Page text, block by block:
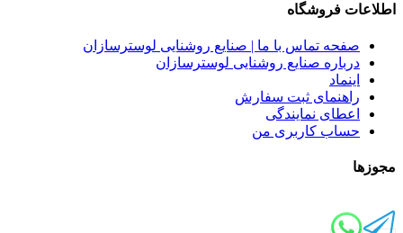
اطلاعات فروشگاه
صفحه تماس با ما | صنایع روشنایی لوسترسازان
درباره صنایع روشنایی لوسترسازان
اینماد
راهنمای ثبت سفارش
اعطای نمایندگی
حساب کاربری من
مجوزها